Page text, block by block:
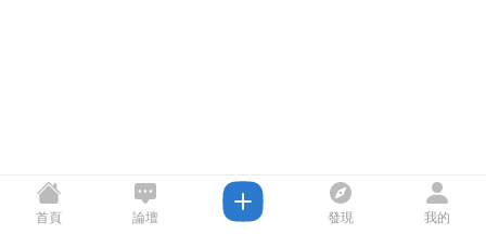
首頁 論壇 發現 我的